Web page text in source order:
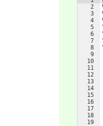
2
3
4
5
6
7
8
9
10
11
12
13
14
15
16
17
18
19